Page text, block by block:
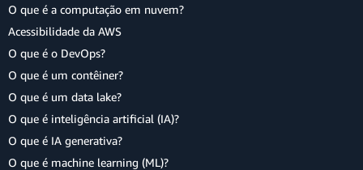
O que é a computação em nuvem?
Acessibilidade da AWS
O que é o DevOps?
O que é um contêiner?
O que é um data lake?
O que é inteligência artificial (IA)?
O que é IA generativa?
O que é machine learning (ML)?